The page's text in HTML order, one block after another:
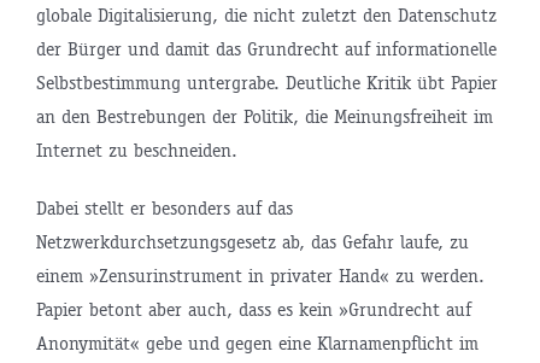
globale Digitalisierung, die nicht zuletzt den Datenschutz
der Bürger und damit das Grundrecht auf informationelle
Selbstbestimmung untergrabe. Deutliche Kritik übt Papier
an den Bestrebungen der Politik, die Meinungsfreiheit im
Internet zu beschneiden.
Dabei stellt er besonders auf das
Netzwerkdurchsetzungsgesetz ab, das Gefahr laufe, zu
einem »Zensurinstrument in privater Hand« zu werden.
Papier betont aber auch, dass es kein »Grundrecht auf
Anonymität« gebe und gegen eine Klarnamenpflicht im